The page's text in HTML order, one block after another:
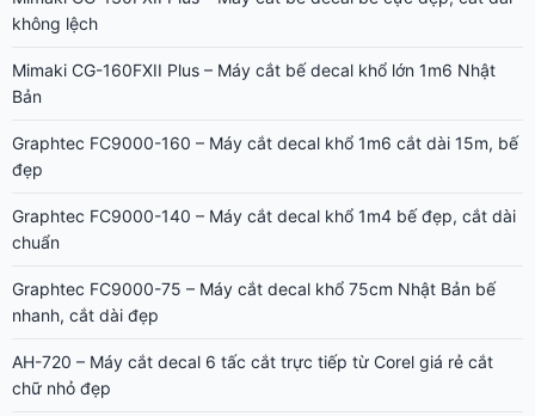
không lệch
Mimaki CG-160FXII Plus – Máy cắt bế decal khổ lớn 1m6 Nhật
Bản
Graphtec FC9000-160 – Máy cắt decal khổ 1m6 cắt dài 15m, bế
đẹp
Graphtec FC9000-140 – Máy cắt decal khổ 1m4 bế đẹp, cắt dài
chuẩn
Graphtec FC9000-75 – Máy cắt decal khổ 75cm Nhật Bản bế
nhanh, cắt dài đẹp
AH-720 – Máy cắt decal 6 tấc cắt trực tiếp từ Corel giá rẻ cắt
chữ nhỏ đẹp